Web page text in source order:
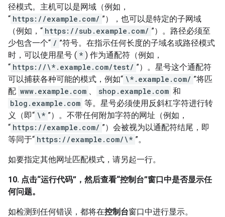
径模式。主机可以是网域（例如，
“ https://example.com/ ”），也可以是特定的子网域
（例如，“ https://sub.example.com/ ”）。路径必须至
少包含一个“ / ”符号。在指示任何长度的子域名或路径模式
时，可以使用星号 ( * ) 作为通配符（例如，
“ https://\*.example.com/test/ ”）。星号这个通配符
可以捕获各种可能的模式，例如“ \*.example.com/ ”将匹
配 www.example.com 、 shop.example.com 和
blog.example.com 等。星号必须使用反斜杠字符进行转
义（即“ \* ”）。不带任何附加字符的网址（例如，
“ https://example.com/ ”）会被视为以通配符结尾，即
等同于“ https://example.com/\* ”。
如要指定其他网址匹配模式，请另起一行。
10. 点击“运行代码”，然后查看“控制台”窗口中是否显示任
何问题。
如检测到任何错误，都将在控制台窗口中进行显示。